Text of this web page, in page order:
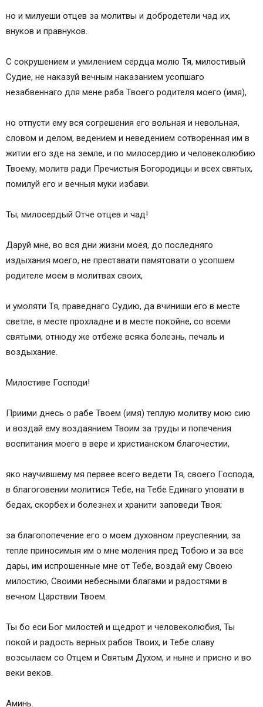
но и милуеши отцев за молитвы и добродетели чад их,
внуков и правнуков.
С сокрушением и умилением сердца молю Тя, милостивый
Судие, не наказуй вечным наказанием усопшаго
незабвеннаго для мене раба Твоего родителя моего (имя),
но отпусти ему вся согрешения его вольная и невольная,
словом и делом, ведением и неведением сотворенная им в
житии его зде на земле, и по милосердию и человеколюбию
Твоему, молитв ради Пречистыя Богородицы и всех святых,
помилуй его и вечныя муки избави.
Ты, милосердый Отче отцев и чад!
Даруй мне, во вся дни жизни моея, до последняго
издыхания моего, не преставати памятовати о усопшем
родителе моем в молитвах своих,
и умоляти Тя, праведнаго Судию, да вчиниши его в месте
светле, в месте прохладне и в месте покойне, со всеми
святыми, отнюду же отбеже всяка болезнь, печаль и
воздыхание.
Милостиве Господи!
Приими днесь о рабе Твоем (имя) теплую молитву мою сию
и воздай ему воздаянием Твоим за труды и попечения
воспитания моего в вере и христианском благочестии,
яко научившему мя первее всего ведети Тя, своего Господа,
в благоговении молитися Тебе, на Тебе Единаго уповати в
бедах, скорбех и болезнех и хранити заповеди Твоя;
за благопопечение его о моем духовном преуспеянии, за
тепле приносимыя им о мне моления пред Тобою и за все
дары, им испрошенные мне от Тебе, воздай ему Своею
милостию, Своими небесными благами и радостями в
вечном Царствии Твоем.
Ты бо еси Бог милостей и щедрот и человеколюбия, Ты
покой и радость верных рабов Твоих, и Тебе славу
возсылаем со Отцем и Святым Духом, и ныне и присно и во
веки веков.
Аминь.